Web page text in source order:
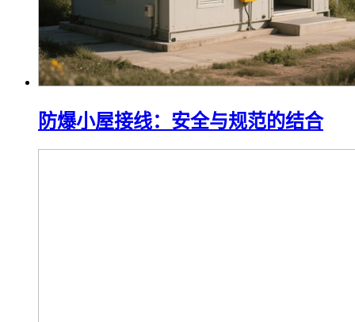
防爆小屋接线：安全与规范的结合